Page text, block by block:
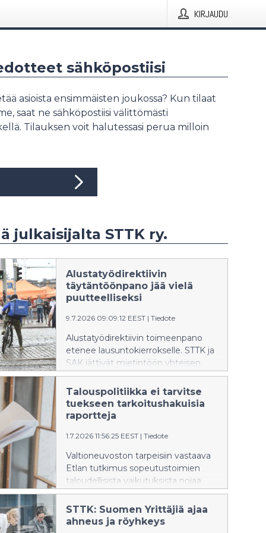
KIRJAUDU
sähköpostiisi
asioista ensimmäisten joukossa? Kun tilaat
saat ne sähköpostiisi välittömästi
Tilauksen voit halutessasi perua milloin
julkaisijalta STTK ry.
Alustatyödirektiivin
täytäntöönpano jää vielä
puutteelliseksi
9.7.2026 09:09:12 EEST | Tiedote
Alustatyödirektiivin toimeenpano
etenee lausuntokierrokselle. STTK ja
SAK jättivät mietintöön yhteisen
eriävän mielipiteen, sillä ehdotus ei
vastaa direktiivin tarkoitusta riittävällä
tavalla.
Talouspolitiikka ei tarvitse
tuekseen tarkoitushakuisia
raportteja
1.7.2026 11:56:25 EEST | Tiedote
Valtioneuvoston tarpeisiin vastaava
Etlan tutkimus sopeutustoimien
taloudellisista vaikutuksista nojaa
yksipuoliseen
tutkimuskirjallisuuteen, käyttää
heikosti syy-seuraussuhteiden
STTK: Suomen Yrittäjiä ajaa
ahneus ja röyhkeys